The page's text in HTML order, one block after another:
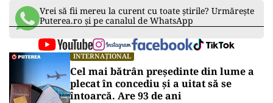
Vrei să fii mereu la curent cu toate știrile? Urmărește
Puterea.ro și pe canalul de WhatsApp
INTERNAȚIONAL
Cel mai bătrân președinte din lume a
plecat în concediu și a uitat să se
întoarcă. Are 93 de ani